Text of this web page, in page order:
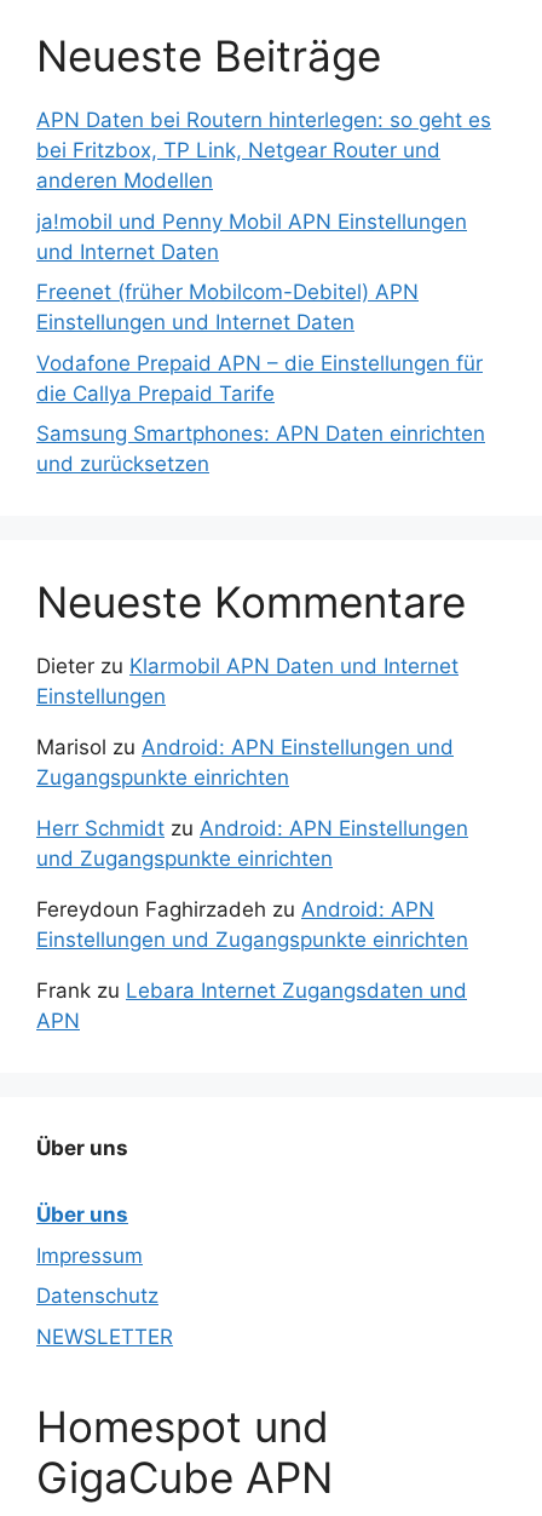
Neueste Beiträge
APN Daten bei Routern hinterlegen: so geht es
bei Fritzbox, TP Link, Netgear Router und
anderen Modellen
ja!mobil und Penny Mobil APN Einstellungen
und Internet Daten
Freenet (früher Mobilcom-Debitel) APN
Einstellungen und Internet Daten
Vodafone Prepaid APN – die Einstellungen für
die Callya Prepaid Tarife
Samsung Smartphones: APN Daten einrichten
und zurücksetzen
Neueste Kommentare
Dieter zu Klarmobil APN Daten und Internet
Einstellungen
Marisol zu Android: APN Einstellungen und
Zugangspunkte einrichten
Herr Schmidt zu Android: APN Einstellungen
und Zugangspunkte einrichten
Fereydoun Faghirzadeh zu Android: APN
Einstellungen und Zugangspunkte einrichten
Frank zu Lebara Internet Zugangsdaten und
APN
Über uns
Über uns
Impressum
Datenschutz
NEWSLETTER
Homespot und
GigaCube APN